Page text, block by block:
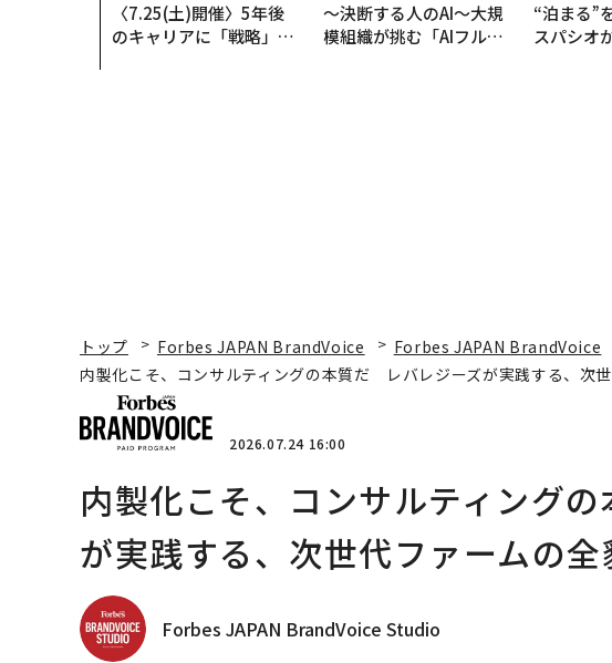
〈7.25(土)開催〉5年後
のキャリアに「戦略」は
〜決断する人のAI〜大規
模組織が挑む「AIフル実
“泊まる
スパシオ
トップ Forbes JAPAN BrandVoice
Forbes JAPAN BrandVoice
内製化こそ、コンサルティングの本質だ レバレジーズが実践する、次
2026.07.24 16:00
内製化こそ、コンサルティング
が実践する、次世代ファームの全
Forbes JAPAN BrandVoice Studio